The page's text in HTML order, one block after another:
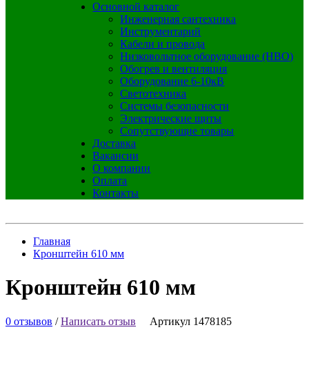
Основной каталог
Инженерная сантехника
Инструментарий
Кабели и провода
Низковольтное оборудование (НВО)
Обогрев и вентиляция
Оборудование 6-10кВ
Светотехника
Системы безопасности
Электрические щиты
Сопутствующие товары
Доставка
Вакансии
О компании
Оплата
Контакты
Главная
Кронштейн 610 мм
Кронштейн 610 мм
0 отзывов /Написать отзыв Артикул 1478185